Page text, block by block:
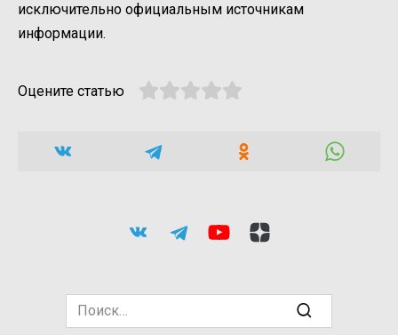
исключительно официальным источникам
информации.
Оцените статью
Search
for: